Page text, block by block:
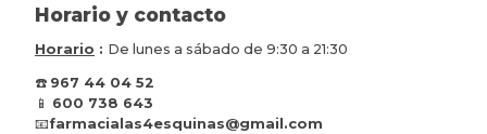
Horario y contacto
Horario : De lunes a sábado de 9:30 a 21:30
☎️ 967 44 04 52
📱 600 738 643
📧farmacialas4esquinas@gmail.com